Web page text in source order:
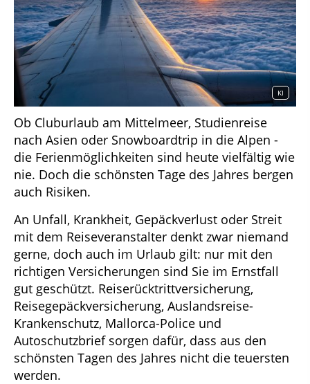
KI
Ob Cluburlaub am Mittelmeer, Studienreise
nach Asien oder Snowboardtrip in die Alpen -
die Ferienmöglichkeiten sind heute vielfältig wie
nie. Doch die schönsten Tage des Jahres bergen
auch Risiken.
An Unfall, Krankheit, Gepäckverlust oder Streit
mit dem Reiseveranstalter denkt zwar niemand
gerne, doch auch im Urlaub gilt: nur mit den
richtigen Versicherungen sind Sie im Ernstfall
gut geschützt. Reiserücktrittversicherung,
Reisegepäckversicherung, Auslandsreise-
Krankenschutz, Mallorca-Police und
Autoschutzbrief sorgen dafür, dass aus den
schönsten Tagen des Jahres nicht die teuersten
werden.